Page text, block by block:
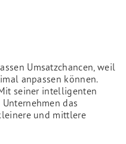
Umsatzchancen, weil
anpassen können.
seiner intelligenten
das
und mittlere